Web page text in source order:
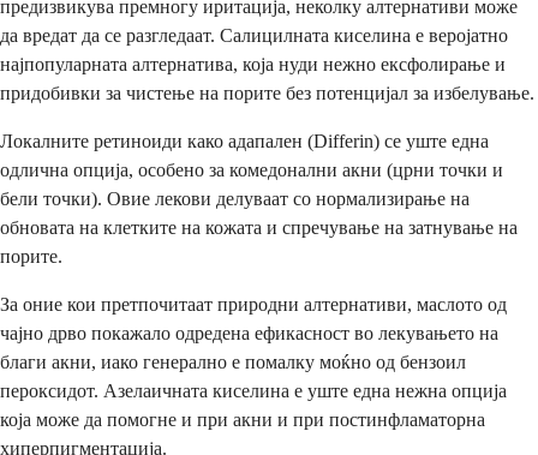
предизвикува премногу иритација, неколку алтернативи може
да вредат да се разгледаат. Салицилната киселина е веројатно
најпопуларната алтернатива, која нуди нежно ексфолирање и
придобивки за чистење на порите без потенцијал за избелување.
Локалните ретиноиди како адапален (Differin) се уште една
одлична опција, особено за комедонални акни (црни точки и
бели точки). Овие лекови делуваат со нормализирање на
обновата на клетките на кожата и спречување на затнување на
порите.
За оние кои претпочитаат природни алтернативи, маслото од
чајно дрво покажало одредена ефикасност во лекувањето на
благи акни, иако генерално е помалку моќно од бензоил
пероксидот. Азелаичната киселина е уште една нежна опција
која може да помогне и при акни и при постинфламаторна
хиперпигментација.